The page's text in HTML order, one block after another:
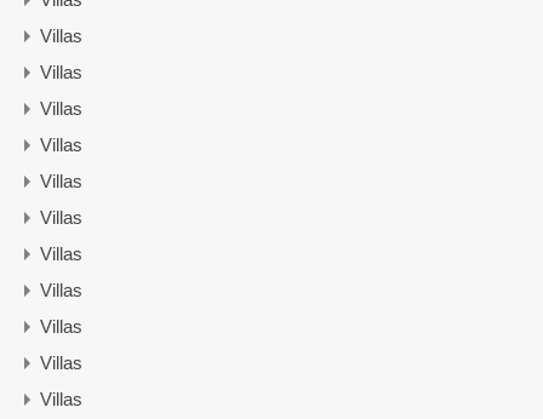
Villas
Villas
Villas
Villas
Villas
Villas
Villas
Villas
Villas
Villas
Villas